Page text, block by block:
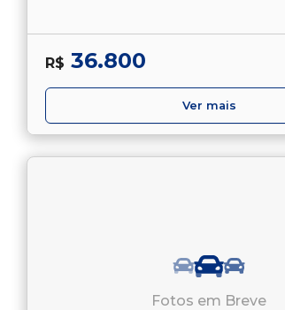
R$ 36.800
Ver mais
Fotos em Breve